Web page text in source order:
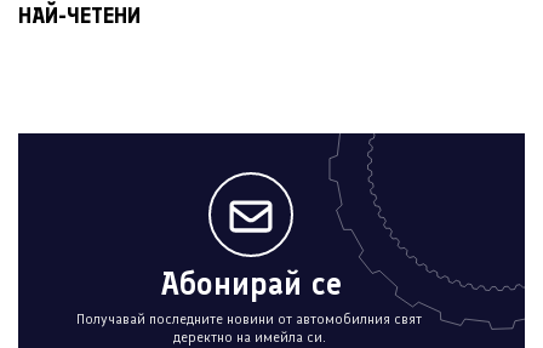
НАЙ-ЧЕТЕНИ
Абонирай се
Получавай последните новини от автомобилния свят
деректно на имейла си.